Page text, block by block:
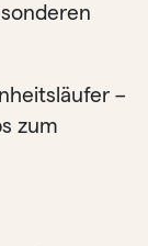
–
zum